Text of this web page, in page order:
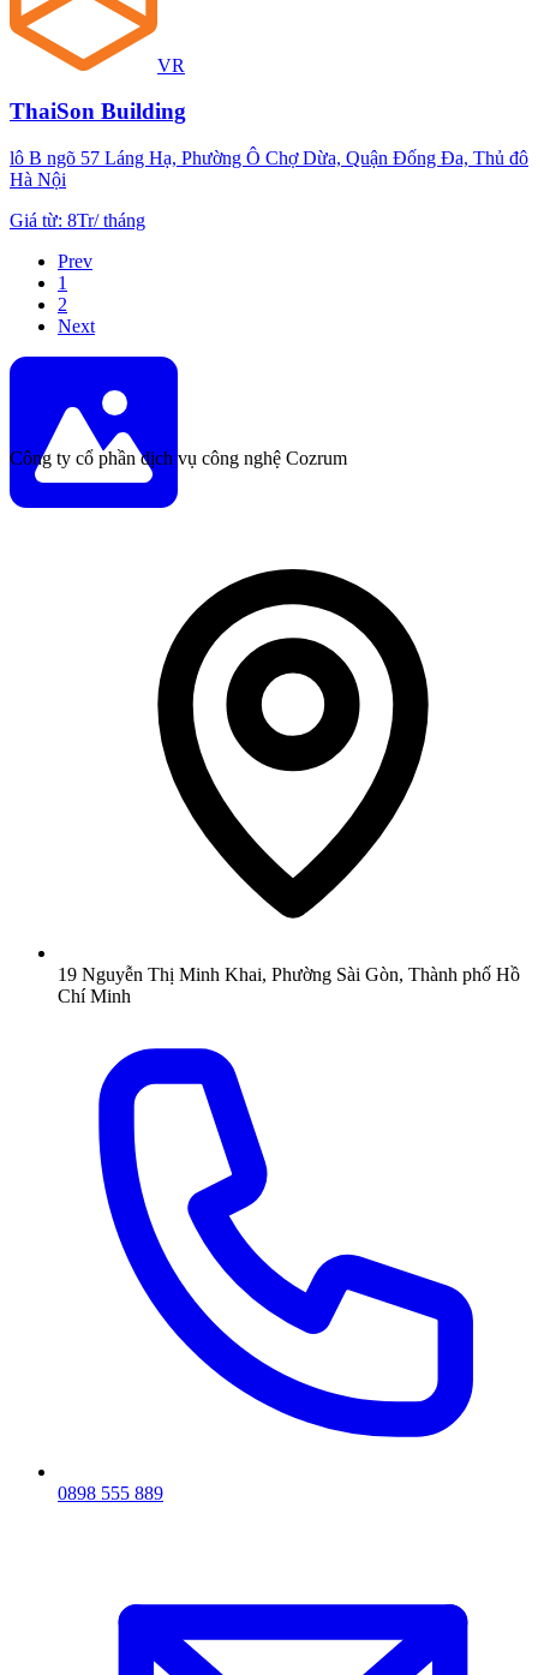
VR
ThaiSon Building
lô B ngõ 57 Láng Hạ, Phường Ô Chợ Dừa, Quận Đống Đa, Thủ đô
Hà Nội
Giá từ: 8Tr/tháng
Prev
1
2
Next
Công ty cổ phần dịch vụ công nghệ Cozrum
19 Nguyễn Thị Minh Khai, Phường Sài Gòn, Thành phố Hồ
Chí Minh
0898 555 889